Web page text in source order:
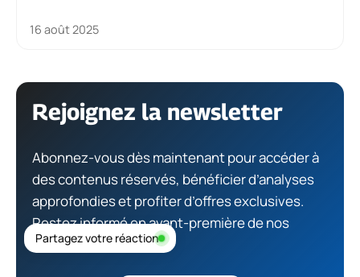
16 août 2025
Rejoignez la newsletter
Abonnez-vous dès maintenant pour accéder à
des contenus réservés, bénéficier d’analyses
approfondies et profiter d’offres exclusives.
Restez informé en avant-première de nos
nouveautés !
Partagez votre réaction